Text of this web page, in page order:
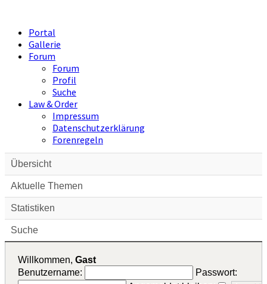
Portal
Gallerie
Forum
Forum
Profil
Suche
Law & Order
Impressum
Datenschutzerklärung
Forenregeln
Übersicht
Aktuelle Themen
Statistiken
Suche
Willkommen, Gast
Benutzername:
Passwort: